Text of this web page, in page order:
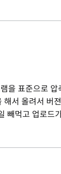
을 표준으로
서 올려서 버
빼먹고 업로드